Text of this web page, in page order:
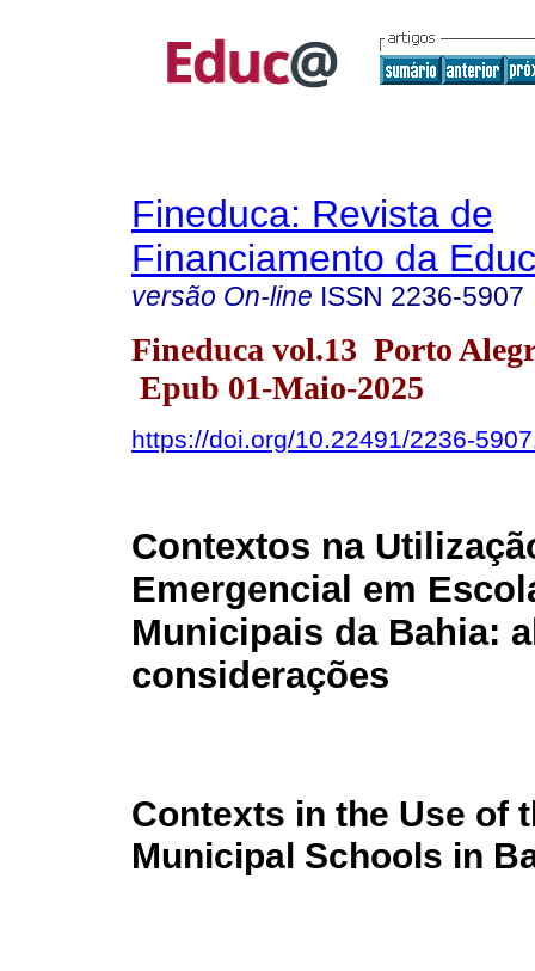
Fineduca: Revista de
Financiamento da
versão On-line ISSN 2236-5907
Fineduca vol.13 Porto
Epub 01-Maio-2025
https://doi.org/10.22491/2236-
Contextos na
Emergencial em
Municipais da Bahia:
considerações
Contexts in the Use of
Municipal Schools in